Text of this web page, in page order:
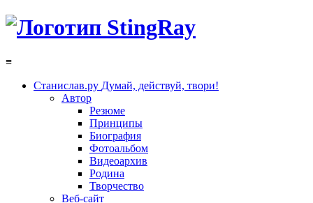
≡
Станислав.ру Думай, действуй, твори!
Автор
Резюме
Принципы
Биография
Фотоальбом
Видеоархив
Родина
Творчество
Веб-сайт